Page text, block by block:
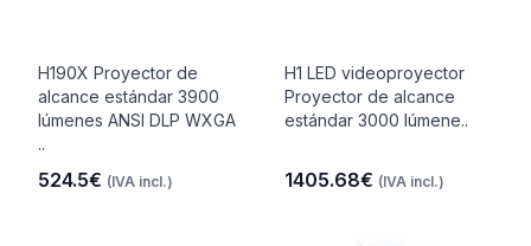
H190X Proyector de
alcance estándar 3900
lúmenes ANSI DLP WXGA
..
524.5€ (IVA incl.)
H1 LED videoproyector
Proyector de alcance
estándar 3000 lúmene..
1405.68€ (IVA incl.)